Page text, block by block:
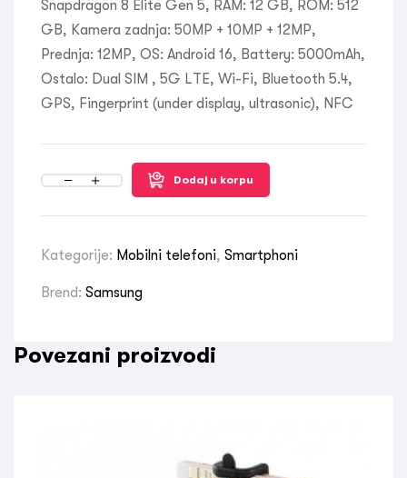
Snapdragon 8 Elite Gen 5, RAM: 12 GB, ROM: 512
GB, Kamera zadnja: 50MP + 10MP + 12MP,
Prednja: 12MP, OS: Android 16, Battery: 5000mAh,
Ostalo: Dual SIM , 5G LTE, Wi-Fi, Bluetooth 5.4,
GPS, Fingerprint (under display, ultrasonic), NFC
Dodaj u korpu
Kategorije: Mobilni telefoni, Smartphoni
Brend: Samsung
Povezani proizvodi